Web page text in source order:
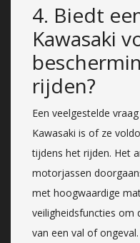
4. Biedt
Kawasaki
rijden?
Een veelgestelde
Kawasaki is of ze
tijdens het rijden. Het
motorjassen
met hoogwaardige
veiligheidsfuncties om
van een val of